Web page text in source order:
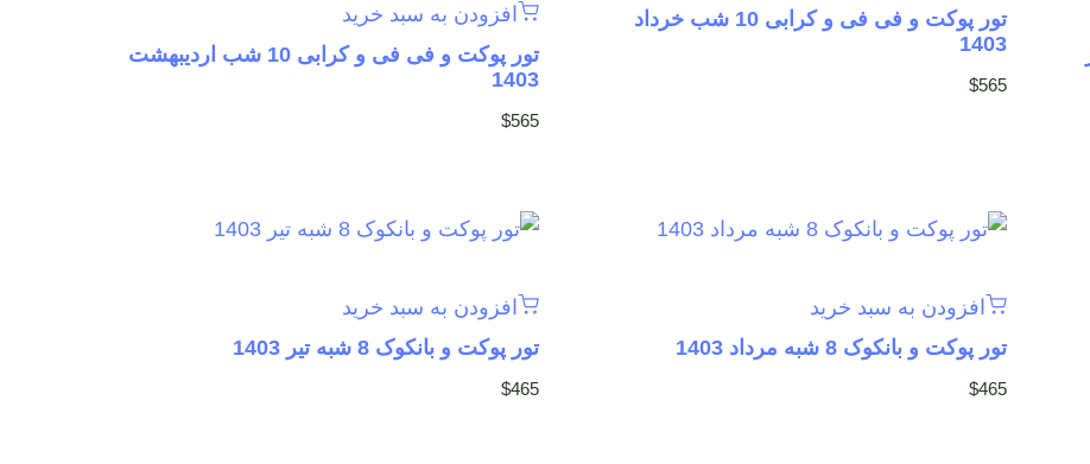
تور پوکت و فی فی و کرابی 10 شب خرداد
1403
$565
افزودن به سبد خرید
تور پوکت و فی فی و کرابی 10 شب اردیبهشت
1403
$565
افزودن به سبد خرید
تور پوکت و بانکوک 8 شبه مرداد 1403
$465
افزودن به سبد خرید
تور پوکت و بانکوک 8 شبه تیر 1403
$465